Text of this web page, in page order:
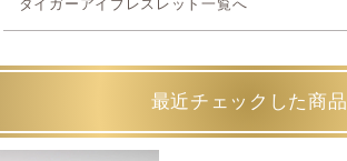
タイガーアイブレスレット一覧へ
最近チェックした商品